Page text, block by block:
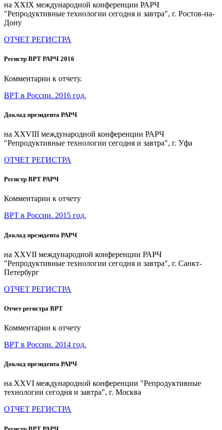
на XXIX международной конференции РАРЧ
"Репродуктивные технологии сегодня и завтра", г. Ростов-на-
Дону
ОТЧЕТ РЕГИСТРА
Регистр ВРТ РАРЧ 2016
Комментарии к отчету.
ВРТ в России. 2016 год.
Доклад президента РАРЧ
на XXVIII международной конференции РАРЧ
"Репродуктивные технологии сегодня и завтра", г. Уфа
ОТЧЕТ РЕГИСТРА
Регистр ВРТ РАРЧ
Комментарии к отчету
ВРТ в России. 2015 год.
Доклад президента РАРЧ
на XXVII международной конференции РАРЧ
"Репродуктивные технологии сегодня и завтра", г. Санкт-
Петербург
ОТЧЕТ РЕГИСТРА
Отчет регистра ВРТ
Комментарии к отчету
ВРТ в России. 2014 год.
Доклад президента РАРЧ
на XXVI международной конференции "Репродуктивные
технологии сегодня и завтра", г. Москва
ОТЧЕТ РЕГИСТРА